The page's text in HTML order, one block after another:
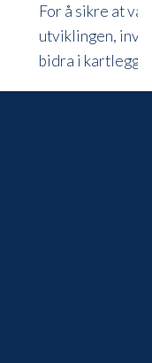
For å sikre at
utviklingen,
bidra i